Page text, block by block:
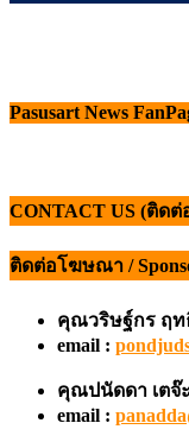
Pasusart News
CONTACT US (ติดต่
ติดต่อโฆษณา /
คุณวริษฐ์กร ฤท
email :
คุณปนัดดา เตจ๊
email :